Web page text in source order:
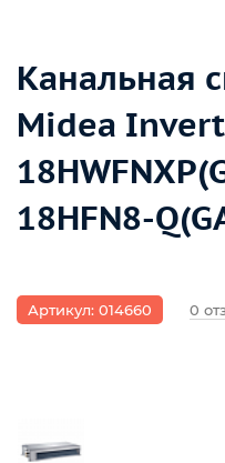
Канальная
Midea
18HFN8-
Артикул: 014660 0